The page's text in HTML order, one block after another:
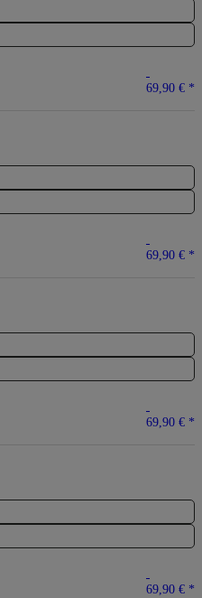
69,90 € *
69,90 € *
69,90 € *
69,90 € *